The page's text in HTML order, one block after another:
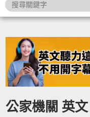
公家機關 英